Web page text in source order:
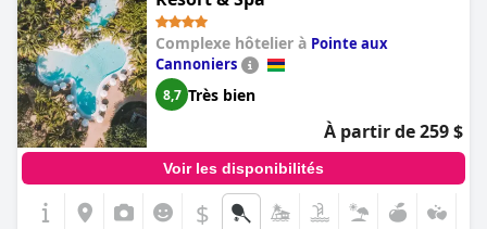
Complexe hôtelier à Pointe aux
Cannoniers
8,7 Très bien
À partir de 259 $
Voir les disponibilités
$